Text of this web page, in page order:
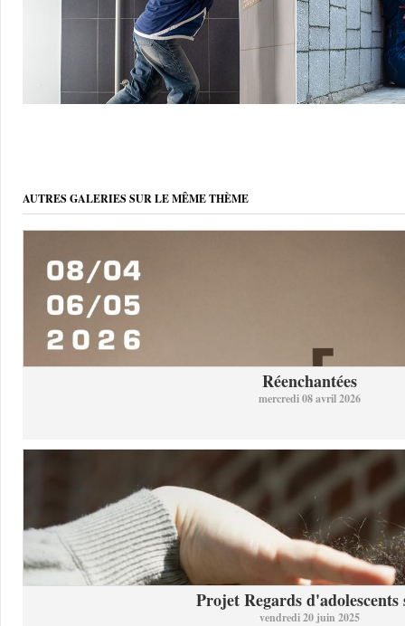
AUTRES GALERIES SUR LE MÊME THÈME
Réenchantées
mercredi 08 avril 2026
Projet Regards d'adolescents
vendredi 20 juin 2025